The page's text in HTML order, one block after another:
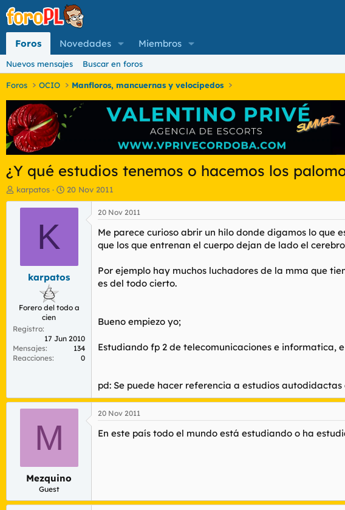
Foros Novedades Miembros
Nuevos mensajes Buscar en foros
Foros OCIO Manfloros, mancuernas y velocípedos
¿Y qué estudios tenemos o hacemos los
I
n
o
e
a
karpatos
F
e
c
i
n
i
20 Nov 2011
K
karpatos
Forero del todo a
cien
Registro
17 Jun 2010
Mensajes
134
Reacciones
0
20 Nov 2011
Me parece curioso abrir un hilo donde digamos lo que
que los que entrenan el cuerpo dejan de lado el
Por ejemplo hay muchos luchadores de la mma que
es del todo cierto.
Bueno empiezo yo;
Estudiando fp 2 de telecomunicaciones e informatica,
pd: Se puede hacer referencia a estudios autodidactas
M
Mezquino
Guest
20 Nov 2011
En este país todo el mundo está estudiando o ha